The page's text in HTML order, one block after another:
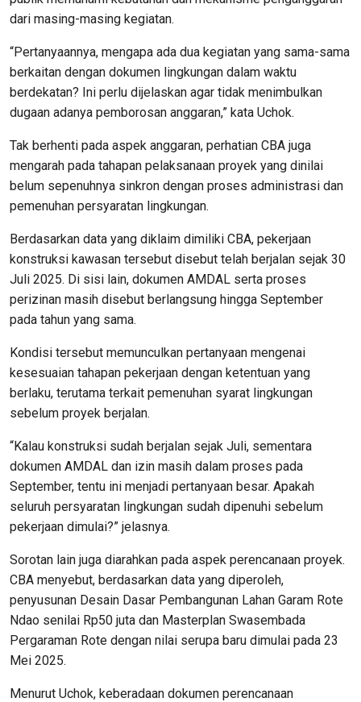
dari masing-masing kegiatan.
“Pertanyaannya, mengapa ada dua kegiatan yang sama-sama
berkaitan dengan dokumen lingkungan dalam waktu
berdekatan? Ini perlu dijelaskan agar tidak menimbulkan
dugaan adanya pemborosan anggaran,” kata Uchok.
Tak berhenti pada aspek anggaran, perhatian CBA juga
mengarah pada tahapan pelaksanaan proyek yang dinilai
belum sepenuhnya sinkron dengan proses administrasi dan
pemenuhan persyaratan lingkungan.
Berdasarkan data yang diklaim dimiliki CBA, pekerjaan
konstruksi kawasan tersebut disebut telah berjalan sejak 30
Juli 2025. Di sisi lain, dokumen AMDAL serta proses
perizinan masih disebut berlangsung hingga September
pada tahun yang sama.
Kondisi tersebut memunculkan pertanyaan mengenai
kesesuaian tahapan pekerjaan dengan ketentuan yang
berlaku, terutama terkait pemenuhan syarat lingkungan
sebelum proyek berjalan.
“Kalau konstruksi sudah berjalan sejak Juli, sementara
dokumen AMDAL dan izin masih dalam proses pada
September, tentu ini menjadi pertanyaan besar. Apakah
seluruh persyaratan lingkungan sudah dipenuhi sebelum
pekerjaan dimulai?” jelasnya.
Sorotan lain juga diarahkan pada aspek perencanaan proyek.
CBA menyebut, berdasarkan data yang diperoleh,
penyusunan Desain Dasar Pembangunan Lahan Garam Rote
Ndao senilai Rp50 juta dan Masterplan Swasembada
Pergaraman Rote dengan nilai serupa baru dimulai pada 23
Mei 2025.
Menurut Uchok, keberadaan dokumen perencanaan